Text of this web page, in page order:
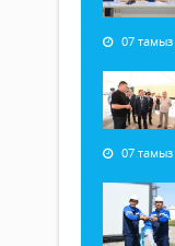
07 тамыз
07 тамыз